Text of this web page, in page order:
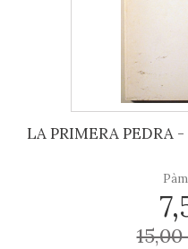
LA PRIMERA PEDRA